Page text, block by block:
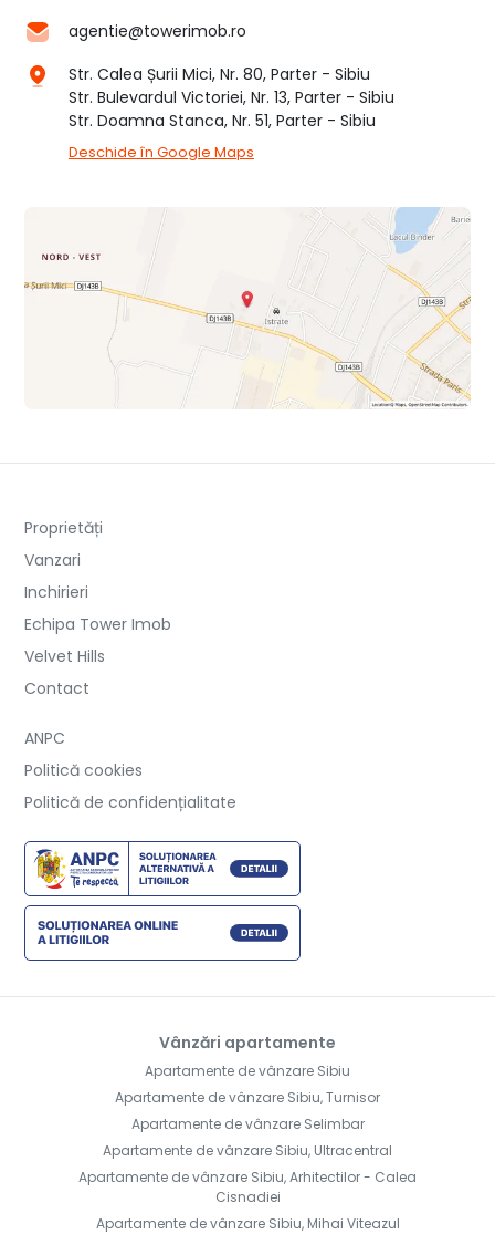
agentie@towerimob.ro
Str. Calea Șurii Mici, Nr. 80, Parter - Sibiu
Str. Bulevardul Victoriei, Nr. 13, Parter - Sibiu
Str. Doamna Stanca, Nr. 51, Parter - Sibiu
Deschide în Google Maps
Proprietăți
Vanzari
Inchirieri
Echipa Tower Imob
Velvet Hills
Contact
ANPC
Politică cookies
Politică de confidențialitate
Vânzări apartamente
Apartamente de vânzare Sibiu
Apartamente de vânzare Sibiu, Turnisor
Apartamente de vânzare Selimbar
Apartamente de vânzare Sibiu, Ultracentral
Apartamente de vânzare Sibiu, Arhitectilor - Calea
Cisnadiei
Apartamente de vânzare Sibiu, Mihai Viteazul